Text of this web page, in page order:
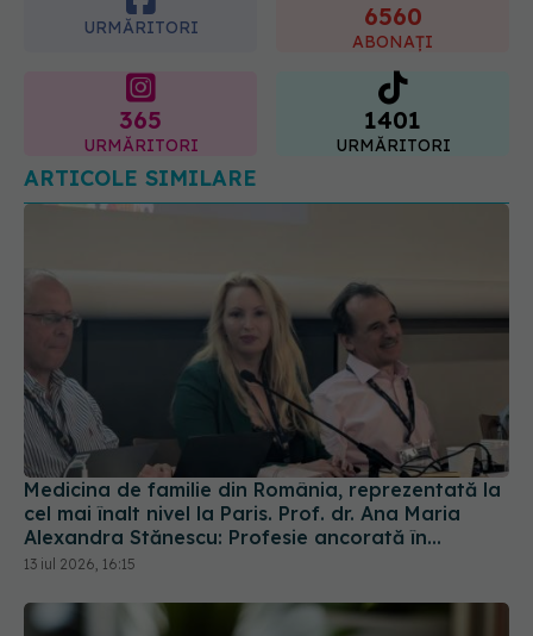
URMĂRITORI 6560
ABONAȚI
365
URMĂRITORI
1401
URMĂRITORI
ARTICOLE SIMILARE
Medicina de familie din România, reprezentată la
cel mai înalt nivel la Paris. Prof. dr. Ana Maria
Alexandra Stănescu: Profesie ancorată în
comunitate
13 iul 2026, 16:15